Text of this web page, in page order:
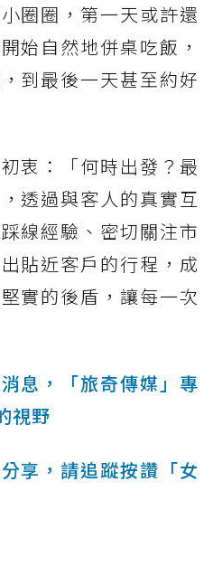
圈圈，第一天或許還
始自然地併桌吃飯，
到最後一天甚至約好
衷：「何時出發？最
透過與客人的真實互
線經驗、密切關注市
貼近客戶的行程，成
實的後盾，讓每一次
息，「旅奇傳媒」專
視野
享，請追蹤按讚「女